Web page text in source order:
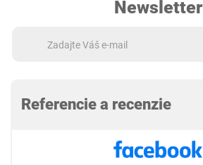
Newsletter
Referencie a recenzie